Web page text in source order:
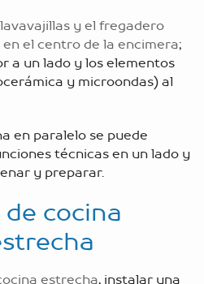
lavavajillas y el fregadero
el centro de la encimera;
a un lado y los elementos
y microondas) al
en paralelo se puede
técnicas en un lado y
y preparar.
cocina
estrecha, instalar una